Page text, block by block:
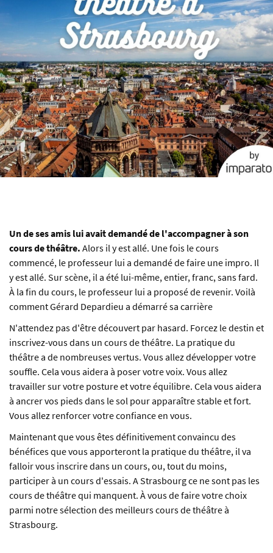
Un de ses amis lui avait demandé de l'accompagner à son
cours de théâtre. Alors il y est allé. Une fois le cours
commencé, le professeur lui a demandé de faire une impro. Il
y est allé. Sur scène, il a été lui-même, entier, franc, sans fard.
À la fin du cours, le professeur lui a proposé de revenir. Voilà
comment Gérard Depardieu a démarré sa carrière
N'attendez pas d'être découvert par hasard. Forcez le destin et
inscrivez-vous dans un cours de théâtre. La pratique du
théâtre a de nombreuses vertus. Vous allez développer votre
souffle. Cela vous aidera à poser votre voix. Vous allez
travailler sur votre posture et votre équilibre. Cela vous aidera
à ancrer vos pieds dans le sol pour apparaître stable et fort.
Vous allez renforcer votre confiance en vous.
Maintenant que vous êtes définitivement convaincu des
bénéfices que vous apporteront la pratique du théâtre, il va
falloir vous inscrire dans un cours, ou, tout du moins,
participer à un cours d'essais. A Strasbourg ce ne sont pas les
cours de théâtre qui manquent. À vous de faire votre choix
parmi notre sélection des meilleurs cours de théâtre à
Strasbourg.